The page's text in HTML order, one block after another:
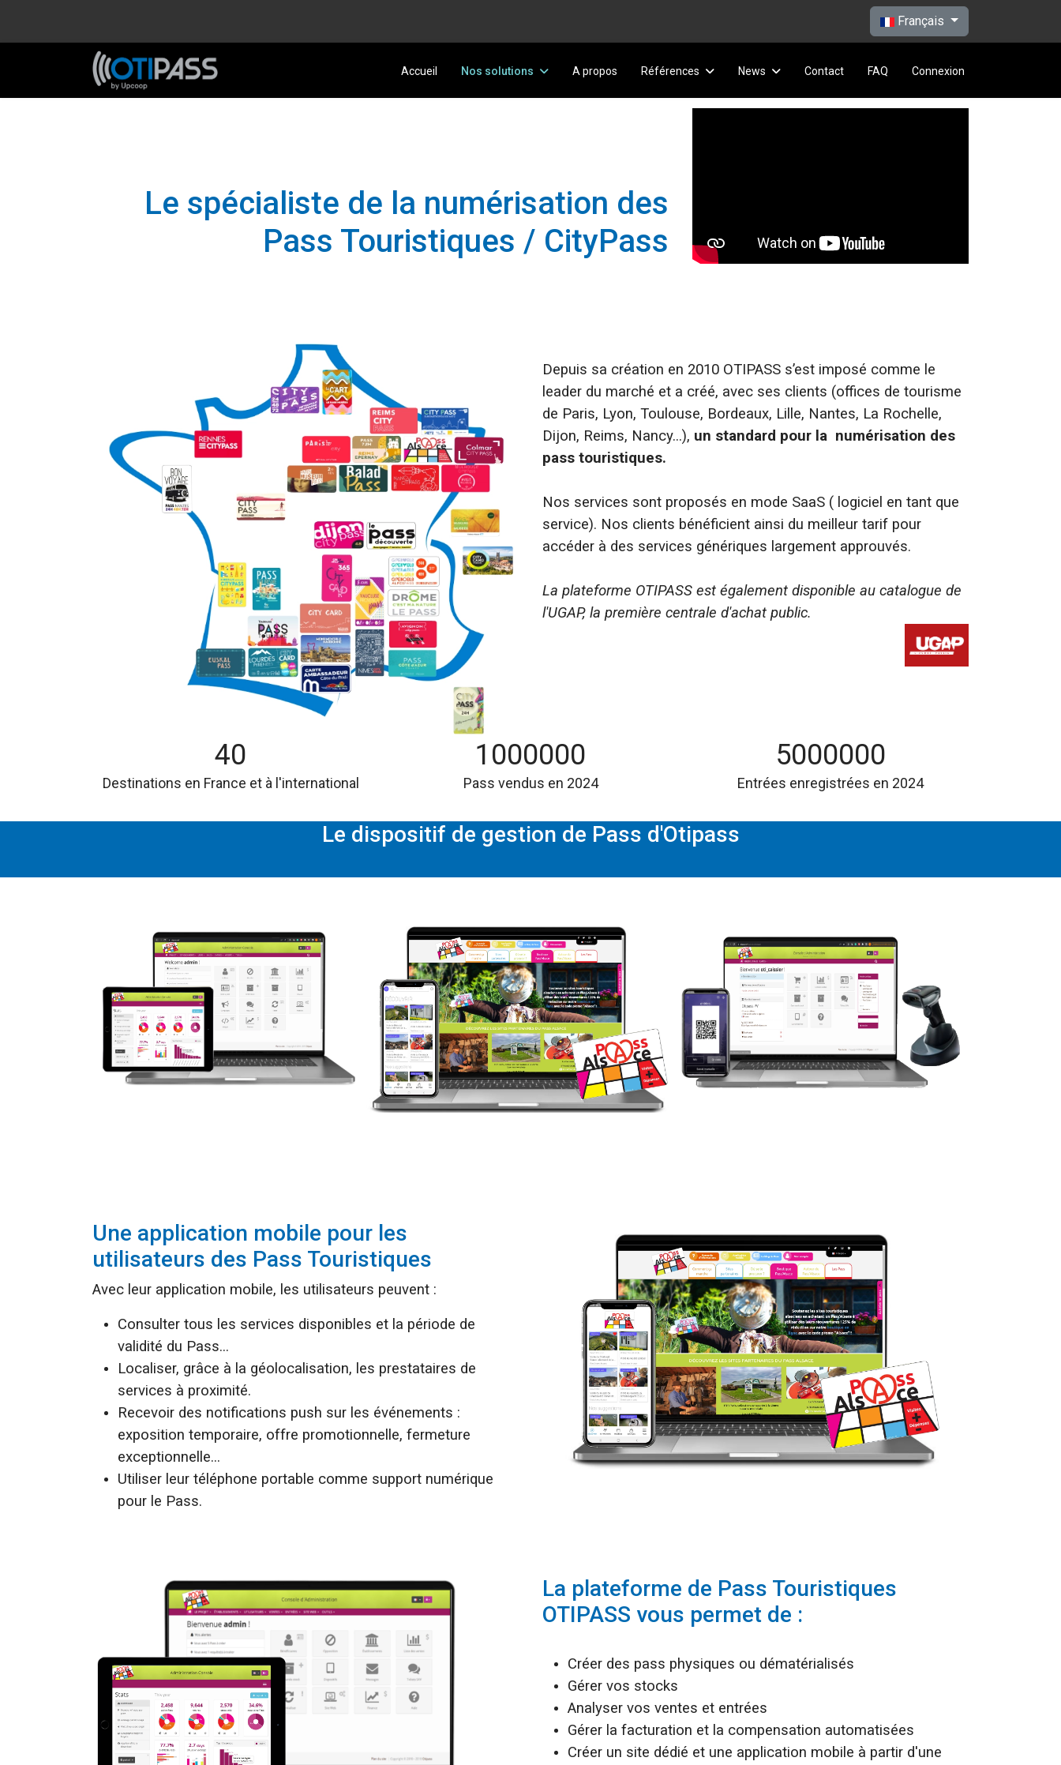
Sélectionnez votre langue
Français
Accueil Nos solutions A propos Références News Contact FAQ Connexion
Le spécialiste de la numérisation des
Pass Touristiques / CityPass
Depuis sa création en 2010 OTIPASS s’est imposé comme le
leader du marché et a créé, avec ses clients (offices de tourisme
de Paris, Lyon, Toulouse, Bordeaux, Lille, Nantes, La Rochelle,
Dijon, Reims, Nancy...), un standard pour la numérisation des
pass touristiques.
Nos services sont proposés en mode SaaS ( logiciel en tant que
service). Nos clients bénéficient ainsi du meilleur tarif pour
accéder à des services génériques largement approuvés.
La plateforme OTIPASS est également disponible au catalogue de
l'UGAP, la première centrale d'achat public.
40
Destinations en France et à l'international
1000000
Pass vendus en 2024
5000000
Entrées enregistrées en 2024
Le dispositif de gestion de Pass d'Otipass
Une application mobile pour les
utilisateurs des Pass Touristiques
Avec leur application mobile, les utilisateurs peuvent :
Consulter tous les services disponibles et la période de
validité du Pass...
Localiser, grâce à la géolocalisation, les prestataires de
services à proximité.
Recevoir des notifications push sur les événements :
exposition temporaire, offre promotionnelle, fermeture
exceptionnelle...
Utiliser leur téléphone portable comme support numérique
pour le Pass.
La plateforme de Pass Touristiques
OTIPASS vous permet de :
Créer des pass physiques ou dématérialisés
Gérer vos stocks
Analyser vos ventes et entrées
Gérer la facturation et la compensation automatisées
Créer un site dédié et une application mobile à partir d'une